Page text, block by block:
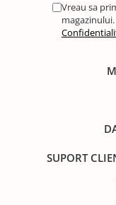
Vreau sa
SUPORT